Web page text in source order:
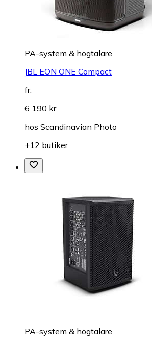
PA-system & högtalare
JBL EON ONE Compact
fr.
6 190 kr
hos Scandinavian Photo
+12 butiker
PA-system & högtalare